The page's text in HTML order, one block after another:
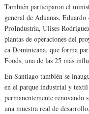
También participaron el
ge­neral de Aduanas,
ProIndustria, Uli­ses
plantas de operaciones del
ca Dominicana, que forma
Fo­ods, una de las 25 más
En Santiago también se
en el parque industrial y
perma­nentemente renovando
una mues­tra real de